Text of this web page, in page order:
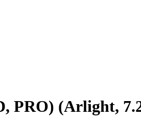
PRO) (Arlight,